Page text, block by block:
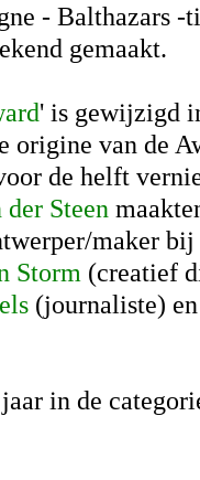
- Balthazars -
gemaakt.
' is gewijzigd
origine van de
de helft
der Steen
maker
Storm (creatief
(journaliste)
in de